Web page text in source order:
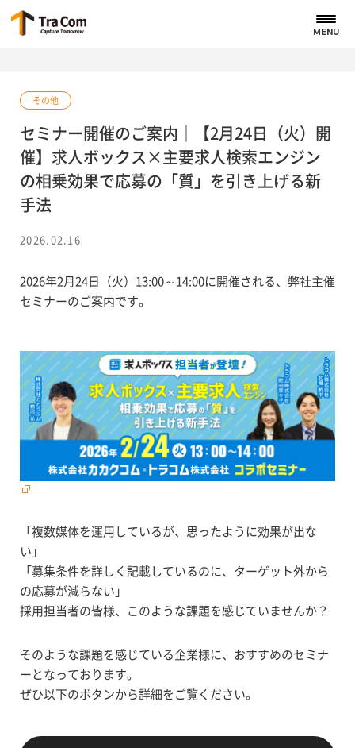
MENU
その他
セミナー開催のご案内｜【2月24日（火）開
催】求人ボックス×主要求人検索エンジン
の相乗効果で応募の「質」を引き上げる新
手法
2026.02.16
2026年2月24日（火）13:00～14:00に開催される、弊社主催
セミナーのご案内です。
「複数媒体を運用しているが、思ったように効果が出な
い」
「募集条件を詳しく記載しているのに、ターゲット外から
の応募が減らない」
採用担当者の皆様、このような課題を感じていませんか？
そのような課題を感じている企業様に、おすすめのセミナ
ーとなっております。
ぜひ以下のボタンから詳細をご覧ください。